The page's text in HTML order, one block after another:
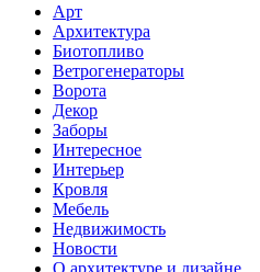
Арт
Архитектура
Биотопливо
Ветрогенераторы
Ворота
Декор
Заборы
Интересное
Интерьер
Кровля
Мебель
Недвижимость
Новости
О архитектуре и дизайне